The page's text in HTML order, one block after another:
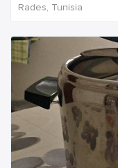
Rades, Tunisia